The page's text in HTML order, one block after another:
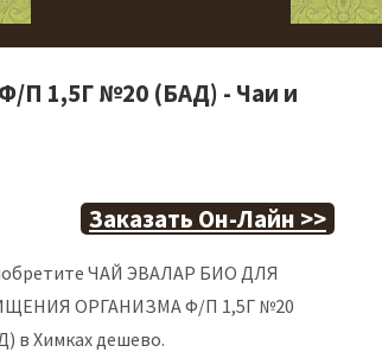
1,5Г №20 (БАД) - Чаи и
Заказать Он-Лайн >>
ЧАЙ ЭВАЛАР БИО ДЛЯ
ОРГАНИЗМА Ф/П 1,5Г №20
в Химках дешево.